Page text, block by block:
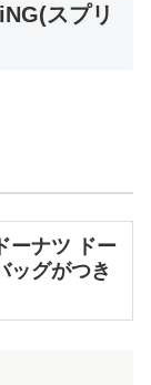
スプリ
ーナツ ドー
ッグがつき